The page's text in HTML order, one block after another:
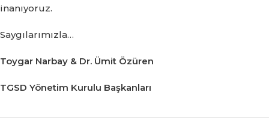
inanıyoruz.
Saygılarımızla…
Toygar Narbay & Dr. Ümit Özüren
TGSD Yönetim Kurulu Başkanları